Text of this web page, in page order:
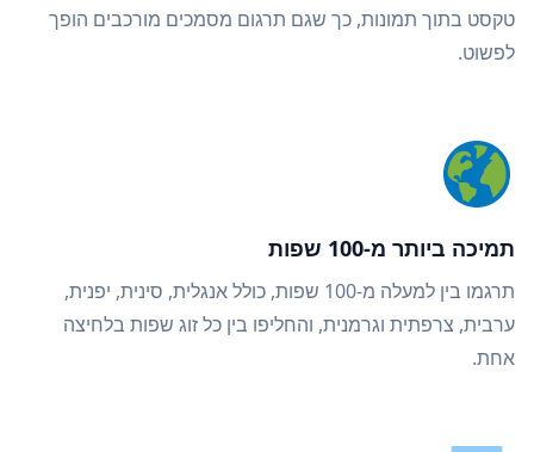
טקסט בתוך תמונות, כך שגם תרגום מסמכים מורכבים הופך
לפשוט.
תמיכה ביותר מ-100 שפות
תרגמו בין למעלה מ-100 שפות, כולל אנגלית, סינית, יפנית,
ערבית, צרפתית וגרמנית, והחליפו בין כל זוג שפות בלחיצה
אחת.